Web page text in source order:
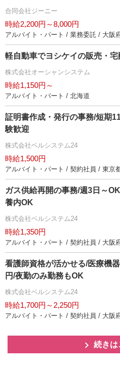
合同会社ジーニー
時給2,200円～8,000円
アルバイト・パート / 業務委託 / 大阪
軽自動車でヨシケイの販売・宅
株式会社オーシャンシステム
時給1,150円～
アルバイト・パート / 北海道
証明書作成・発行の事務/短期
験歓迎
株式会社ベルシステム24
時給1,500円
アルバイト・パート / 契約社員 / 東京
ガス供給再開の事務/週3日～
養内OK
株式会社ベルシステム24
時給1,350円
アルバイト・パート / 契約社員 / 大阪
看護師資格が活かせる/医療機
円/夜勤のみ勤務もOK
株式会社ベルシステム24
時給1,700円～2,250円
アルバイト・パート / 契約社員 / 大阪
続きは